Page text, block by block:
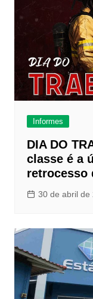
Informes
DIA DO
classe é a
retrocesso
30 de abril de